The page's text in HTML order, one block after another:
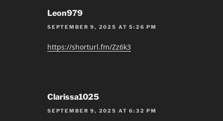
Leon979
SEPTEMBER 9, 2025 AT 5:26 PM
https://shorturl.fm/Zz6k3
Clarissa1025
SEPTEMBER 9, 2025 AT 6:32 PM